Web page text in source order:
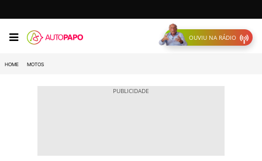
OUVIU NA RÁDIO
HOME MOTOS